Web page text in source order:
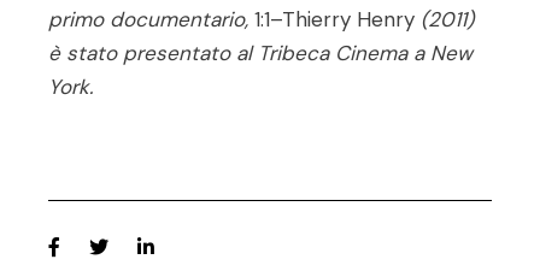
primo documentario,1:1–Thierry Henry (2011)
è stato presentato al Tribeca Cinema a New
York.